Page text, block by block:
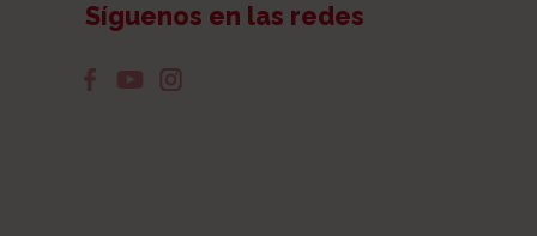
Síguenos en las redes